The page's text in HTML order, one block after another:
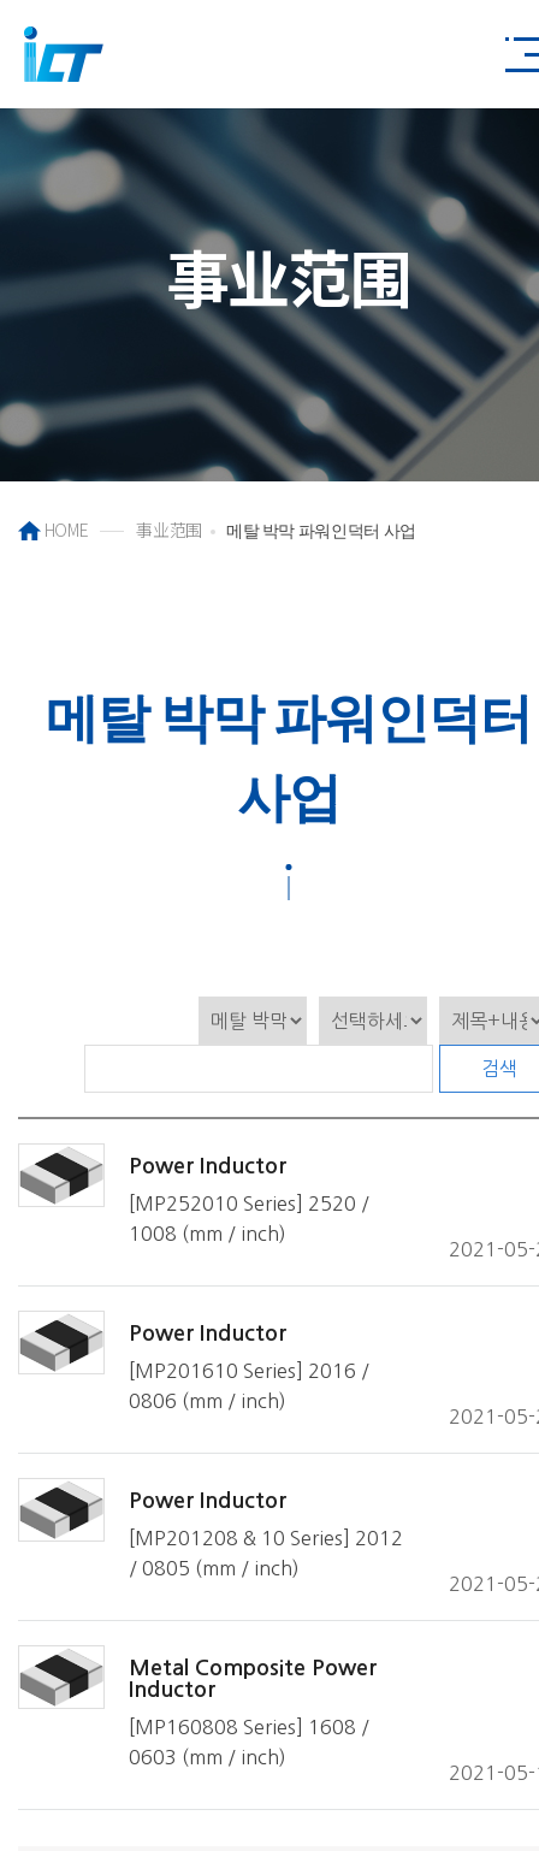
事业范围
HOME 事业范围 메탈 박막 파워인덕터 사업
메탈 박막 파워인덕터
사업
검색
Power Inductor
[MP252010 Series] 2520 /
1008 (mm / inch)
2021-05-
Power Inductor
[MP201610 Series] 2016 /
0806 (mm / inch)
2021-05-
Power Inductor
[MP201208 & 10 Series] 2012
/ 0805 (mm / inch)
2021-05-
Metal Composite Power
Inductor
[MP160808 Series] 1608 /
0603 (mm / inch)
2021-05-